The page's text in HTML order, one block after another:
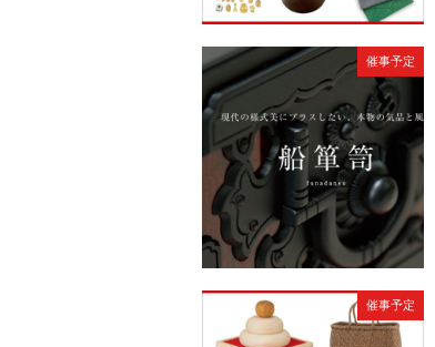
催事予定
催事予定